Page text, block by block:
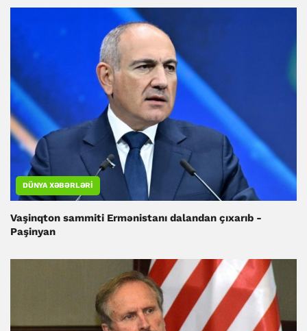
DÜNYA XƏBƏRLƏRI
Vaşinqton sammiti Ermənistanı dalandan çıxarıb -
Paşinyan